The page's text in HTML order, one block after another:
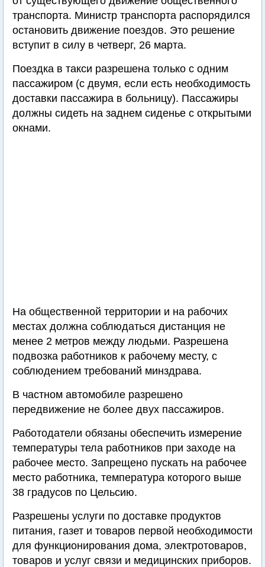
транспорта. Министр транспорта распорядился
остановить движение поездов. Это решение
вступит в силу в четверг, 26 марта.
Поездка в такси разрешена только с одним
пассажиром (с двумя, если есть необходимость
доставки пассажира в больницу). Пассажиры
должны сидеть на заднем сиденье с открытыми
окнами.
На общественной территории и на рабочих
местах должна соблюдаться дистанция не
менее 2 метров между людьми. Разрешена
подвозка работников к рабочему месту, с
соблюдением требований минздрава.
В частном автомобиле разрешено
передвижение не более двух пассажиров.
Работодатели обязаны обеспечить измерение
температуры тела работников при заходе на
рабочее место. Запрещено пускать на рабочее
место работника, температура которого выше
38 градусов по Цельсию.
Разрешены услуги по доставке продуктов
питания, газет и товаров первой необходимости
для функционирования дома, электротоваров,
товаров и услуг связи и медицинских приборов.